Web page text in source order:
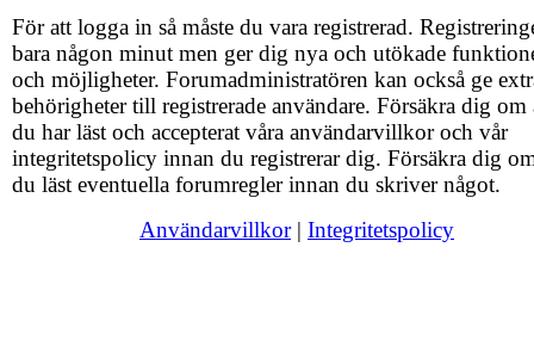
För att logga in så måste du vara registrerad.
bara någon minut men ger dig nya och utökade
och möjligheter. Forumadministratören kan också ge
behörigheter till registrerade användare. Försäkra dig om
du har läst och accepterat våra användarvillkor och vår
integritetspolicy innan du registrerar dig. Försäkra dig
du läst eventuella forumregler innan du skriver något.
Användarvillkor| Integritetspolicy